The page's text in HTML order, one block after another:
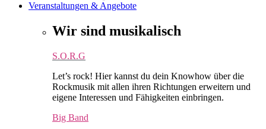
Veranstaltungen & Angebote
Wir sind musikalisch
S.O.R.G
Let’s rock! Hier kannst du dein Knowhow über die
Rockmusik mit allen ihren Richtungen erweitern und
eigene Interessen und Fähigkeiten einbringen.
Big Band